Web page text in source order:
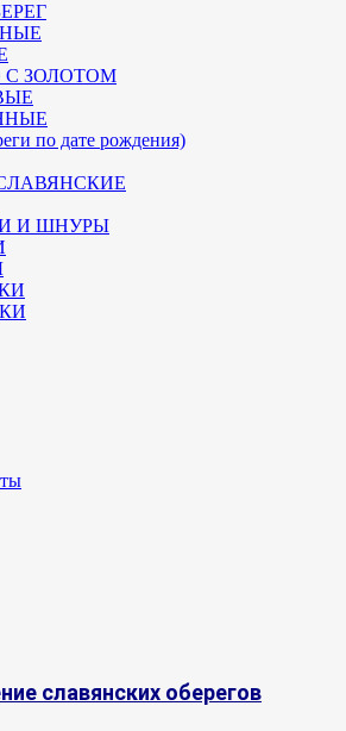
С ЗОЛОТОМ
по дате рождения)
И ШНУРЫ
славянских оберегов